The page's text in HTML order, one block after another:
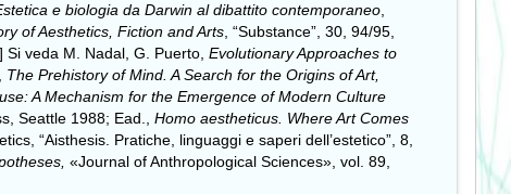
e biologia da Darwin al dibattito contemporaneo
of Aesthetics, Fiction and Arts , “Substance”, 30, 94/95,
Si veda M. Nadal, G. Puerto, Evolutionary Approaches to
The Prehistory of Mind. A Search for the Origins of Art,
A Mechanism for the Emergence of Modern Culture
Seattle 1988; Ead.,
Homo aestheticus. Where Art Comes
“Aisthesis. Pratiche, linguaggi e saperi dell’estetico”, 8,
«Journal of Anthropological Sciences», vol. 89,